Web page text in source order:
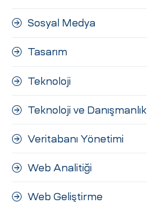
Sosyal Medya
Tasarım
Teknoloji
Teknoloji ve Danışmanlık
Veritabanı Yönetimi
Web Analitiği
Web Geliştirme